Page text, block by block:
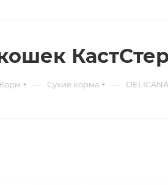
Корм — Сухие корма —